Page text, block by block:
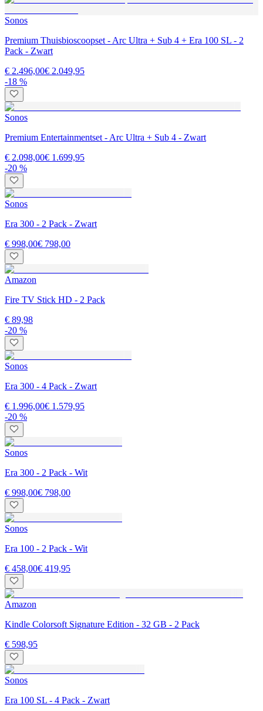
Sonos
Premium Thuisbioscoopset - Arc Ultra + Sub 4 + Era 100 SL - 2
Pack - Zwart
€ 2.496,00€ 2.049,95
-18 %
Sonos
Premium Entertainmentset - Arc Ultra + Sub 4 - Zwart
€ 2.098,00€ 1.699,95
-20 %
Sonos
Era 300 - 2 Pack - Zwart
€ 998,00€ 798,00
Amazon
Fire TV Stick HD - 2 Pack
€ 89,98
-20 %
Sonos
Era 300 - 4 Pack - Zwart
€ 1.996,00€ 1.579,95
-20 %
Sonos
Era 300 - 2 Pack - Wit
€ 998,00€ 798,00
Sonos
Era 100 - 2 Pack - Wit
€ 458,00€ 419,95
Amazon
Kindle Colorsoft Signature Edition - 32 GB - 2 Pack
€ 598,95
Sonos
Era 100 SL - 4 Pack - Zwart